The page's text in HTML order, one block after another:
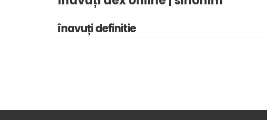
înavuți definitie